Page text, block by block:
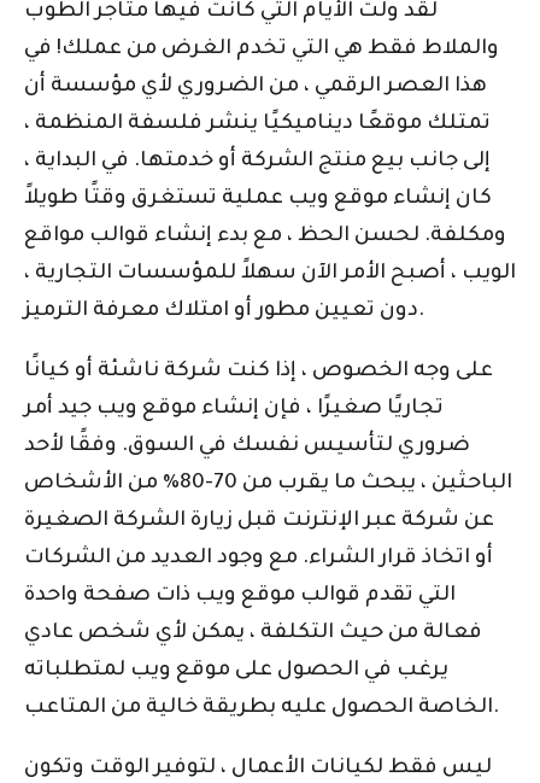
لقد ولت الأيام التي كانت فيها متاجر الطوب
والملاط فقط هي التي تخدم الغرض من عملك! في
هذا العصر الرقمي ، من الضروري لأي مؤسسة أن
تمتلك موقعًا ديناميكيًا ينشر فلسفة المنظمة ،
إلى جانب بيع منتج الشركة أو خدمتها. في البداية ،
كان إنشاء موقع ويب عملية تستغرق وقتًا طويلاً
ومكلفة. لحسن الحظ ، مع بدء إنشاء قوالب مواقع
الويب ، أصبح الأمر الآن سهلاً للمؤسسات التجارية ،
دون تعيين مطور أو امتلاك معرفة الترميز.
على وجه الخصوص ، إذا كنت شركة ناشئة أو كيانًا
تجاريًا صغيرًا ، فإن إنشاء موقع ويب جيد أمر
ضروري لتأسيس نفسك في السوق. وفقًا لأحد
الباحثين ، يبحث ما يقرب من 70-80٪ من الأشخاص
عن شركة عبر الإنترنت قبل زيارة الشركة الصغيرة
أو اتخاذ قرار الشراء. مع وجود العديد من الشركات
التي تقدم قوالب موقع ويب ذات صفحة واحدة
فعالة من حيث التكلفة ، يمكن لأي شخص عادي
يرغب في الحصول على موقع ويب لمتطلباته
الخاصة الحصول عليه بطريقة خالية من المتاعب.
ليس فقط لكيانات الأعمال ، لتوفير الوقت وتكون